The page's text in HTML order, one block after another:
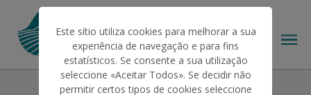
Estatísticas
Candidaturas do Pedido Único
Este sítio utiliza cookies para melhorar a sua
experiência de navegação e para fins
estatísticos. Se consente a sua utilização
seleccione «Aceitar Todos». Se decidir não
permitir certos tipos de cookies seleccione